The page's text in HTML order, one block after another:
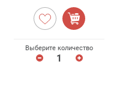
Выберите количество